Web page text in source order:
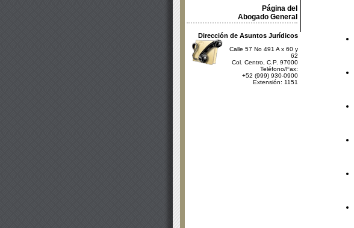
Página del
Abogado General
Dirección de Asuntos Jurídicos
Calle 57 No 491 A x 60 y
62
Col. Centro, C.P. 97000
Teléfono/Fax:
+52 (999) 930-0900
Extensión: 1151